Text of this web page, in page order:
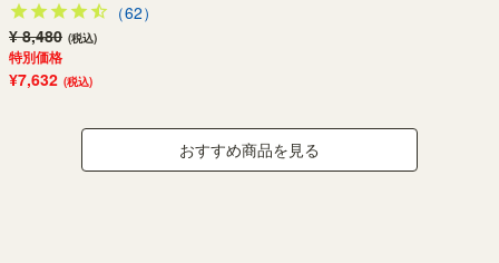
（62）
¥ 8,480 (税込)
特別価格
¥7,632 (税込)
おすすめ商品を見る